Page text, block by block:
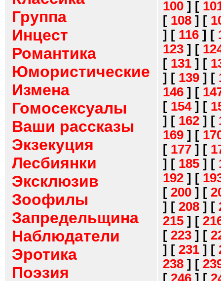
Группа
Инцест
Романтика
Юмористические
Измена
Гомосексуалы
Ваши рассказы
Экзекуция
Лесбиянки
Эксклюзив
Зоофилы
Запредельщина
Наблюдатели
Эротика
Поэзия
100 ] [
[ 108 ] [
] [ 116 ] [
123 ] [
[ 131 ] [
] [ 139 ] [
146 ] [
[ 154] [
] [ 162 ] [
169 ] [
[ 177 ] [
] [ 185 ] [
192 ] [
[ 200 ] [
] [ 208 ] [
215 ] [
[ 223 ] [
] [ 231 ] [
238 ] [
[ 246 ] [